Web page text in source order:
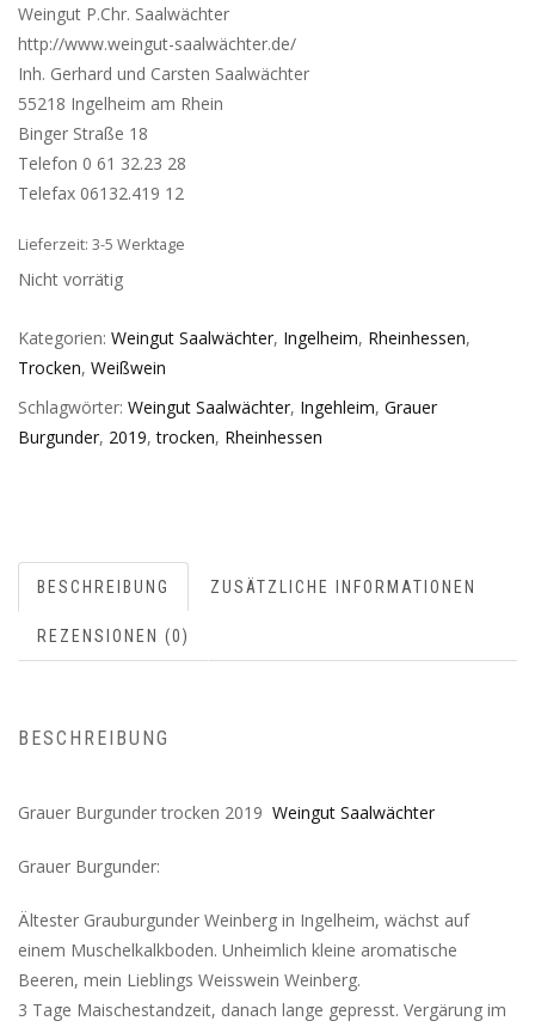
Weingut P.Chr. Saalwächter
http://www.weingut-saalwächter.de/
Inh. Gerhard und Carsten Saalwächter
55218 Ingelheim am Rhein
Binger Straße 18
Telefon 0 61 32.23 28
Telefax 06132.419 12
Lieferzeit: 3-5 Werktage
Nicht vorrätig
Kategorien: Weingut Saalwächter, Ingelheim, Rheinhessen,
Trocken, Weißwein
Schlagwörter: Weingut Saalwächter, Ingehleim, Grauer
Burgunder, 2019,trocken, Rheinhessen
BESCHREIBUNG ZUSÄTZLICHE INFORMATIONEN
REZENSIONEN (0)
BESCHREIBUNG
Grauer Burgunder trocken 2019 Weingut Saalwächter
Grauer Burgunder:
Ältester Grauburgunder Weinberg in Ingelheim, wächst auf
einem Muschelkalkboden. Unheimlich kleine aromatische
Beeren, mein Lieblings Weisswein Weinberg.
3 Tage Maischestandzeit, danach lange gepresst. Vergärung im